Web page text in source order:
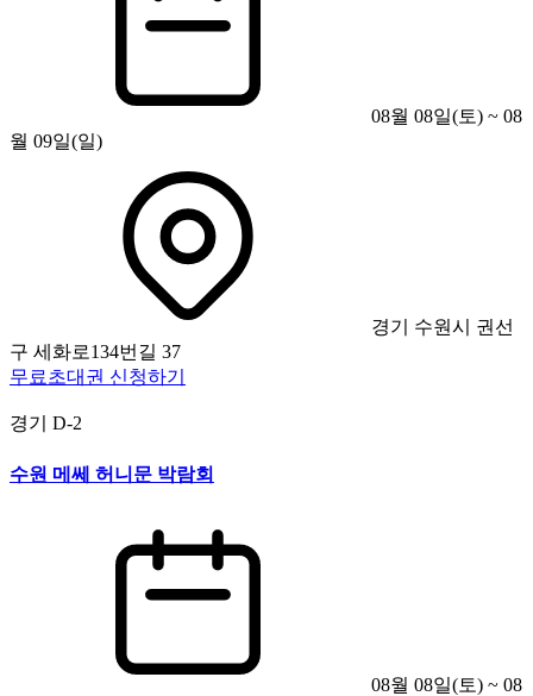
08월 08일(토) ~ 08
월 09일(일)
경기 수원시 권선
구 세화로134번길 37
무료초대권 신청하기
경기 D-2
수원 메쎄 허니문 박람회
08월 08일(토) ~ 08